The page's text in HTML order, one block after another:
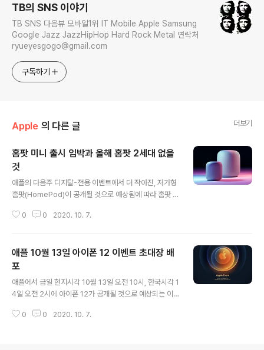
TB의 SNS 이야기
TB SNS 다음뷰 모바일1위 IT Mobile Apple Samsung
Google Jazz JazzHipHop Hard Rock Metal 연락처
ryueyesgogo@gmail.com
구독하기
Apple 의 다른 글 더보기
홈팟 미니 출시 임박과 올해 홈팟 2세대 없을
것
애플의 다음주 디지탈-전용 이벤트에서 더 작아진, 저가형
홈팟(HomePod)이 공개될 것으로 예상됨에 따라 홈팟 2
전 인증된 유출러 L0vetodream은 올해 루머의 "미니"
최대 10개의 홈팟을 50% 할인된 가격에 구매할 수 있도
록 하였다. 이를두고 일각에서는 더 늘어난 구매 한도가 새
모델 출시에 앞서 현재 홈팟의 재고 정리 정황일 수 있다고
말하였다. 애플은 더 작고, 더 범용적인 버전과 함께 현재
이 저조한 것으로 알려진 프리미엄 모델의 향후 부품망 주
0 0 2020. 10. 7.
애플 10월 13일 아이폰 12 이벤트 초대장 배
포
애플에서 금일 현지시각 10월 13일 오전 10시, 한국시각 1
4일 오전 2시에 아이폰 12가 공개될 것으로 예상되는 이
벤트 처럼 아이폰 12 발표는 비대면 가상 이벤트가 될 것이
0 0 2020. 10. 7.